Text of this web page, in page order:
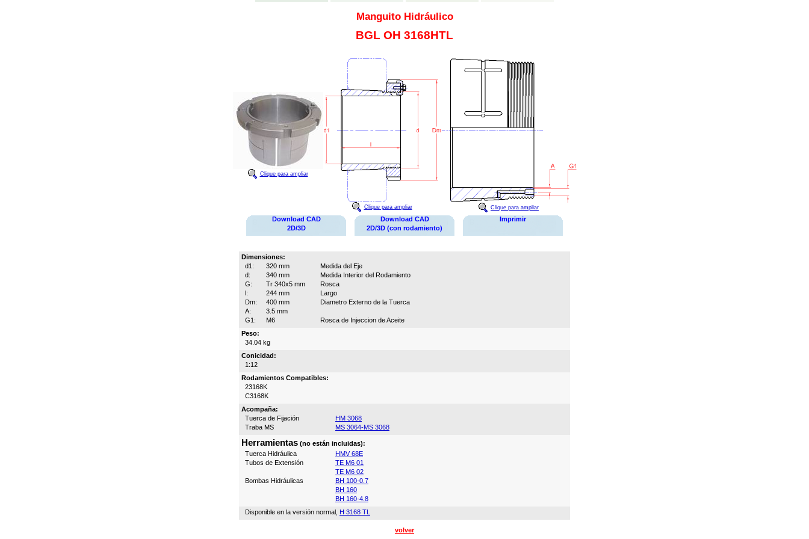
Manguito Hidráulico
BGL OH 3168HTL
Clique para ampliar
Clique para ampliar Clique para ampliar
Download CAD
2D/3D
Download CAD
2D/3D (con rodamiento)
Imprimir
Dimensiones:
d1:
320 mm
Medida del Eje
d:
340 mm
Medida Interior del Rodamiento
G:
Tr 340x5 mm
Rosca
l:
244 mm
Largo
Dm:
400 mm
Diametro Externo de la Tuerca
A:
3.5 mm
G1:
M6
Rosca de Injeccion de Aceite
Peso:
34.04 kg
Conicidad:
1:12
Rodamientos Compatibles:
23168K
C3168K
Acompaña:
Tuerca de Fijación
HM 3068
Traba MS
MS 3064-MS 3068
Herramientas (no están incluidas):
Tuerca Hidráulica
HMV 68E
Tubos de Extensión
TE M6 01
TE M6 02
Bombas Hidráulicas
BH 100-0.7
BH 160
BH 160-4.8
Disponible en la versión normal, H 3168 TL
volver